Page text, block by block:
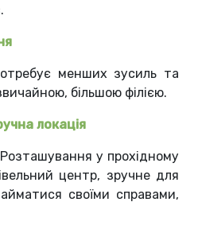
менших зусиль та
більшою філією.
локація
у прохідному
центр, зручне для
своїми справами,